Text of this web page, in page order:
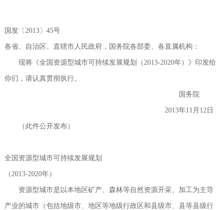
国发〔2013〕45号
各省、自治区、直辖市人民政府，国务院各部委、各直属机构：
现将《全国资源型城市可持续发展规划（2013-2020年）》印发给
你们，请认真贯彻执行。
国务院
2013年11月12日
（此件公开发布）
全国资源型城市可持续发展规划
（2013-2020年）
资源型城市是以本地区矿产、森林等自然资源开采、加工为主导
产业的城市（包括地级市、地区等地级行政区和县级市、县等县级行